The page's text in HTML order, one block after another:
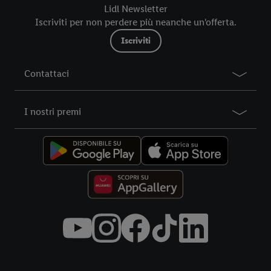
Lidl Newsletter
Iscriviti per non perdere più neanche un'offerta.
Iscriviti
Contattaci
I nostri premi
futuro, sono disponibili nella nostra
nostre informazioni legali sono consultabili qui.